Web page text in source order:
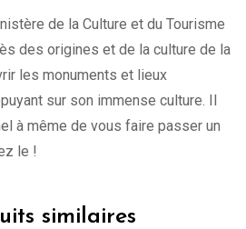
de la Culture et du Tourisme
des origines et de la culture de la
les monuments et lieux
sur son immense culture. Il
à même de vous faire passer un
le !
similaires